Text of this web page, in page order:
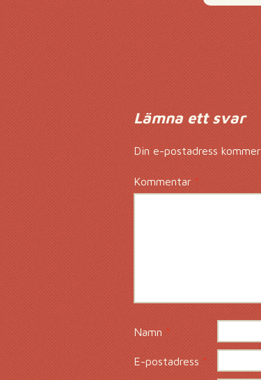
Lämna ett svar
Din e-postadress
Kommentar *
Namn*
E-postadress*